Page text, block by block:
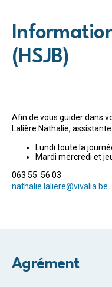
(HSJB)
Afin de vous guider dans
Lalière Nathalie,
Lundi toute la
Mardi mercredi et
063 55 56 03
nathalie.laliere@vivalia.be
Agrément